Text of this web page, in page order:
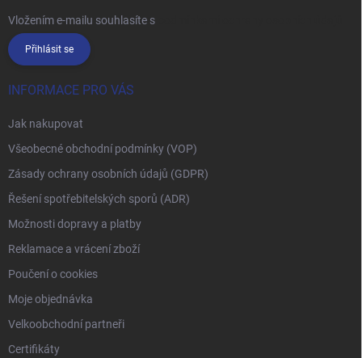
Vložením e-mailu souhlasíte s
Přihlásit se
INFORMACE PRO VÁS
Jak nakupovat
Všeobecné obchodní podmínky (VOP)
Zásady ochrany osobních údajů (GDPR)
Řešení spotřebitelských sporů (ADR)
Možnosti dopravy a platby
Reklamace a vrácení zboží
Poučení o cookies
Moje objednávka
Velkoobchodní partneři
Certifikáty